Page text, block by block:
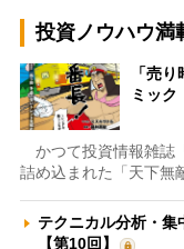
投資ノウハウ満
「売
ミック
かつて投資情報雑誌
詰め込まれた「天下無
テクニカル分析・
【第10回】